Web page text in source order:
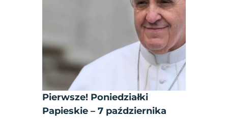
Pierwsze! Poniedziałki
Papieskie – 7 października